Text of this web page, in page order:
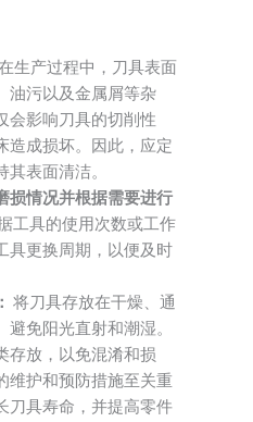
生产过程中，刀具表面
油污以及金属屑等杂
会影响刀具的切削性
造成损坏。因此，应定
表面清洁。
损情况并根据需要进行
工具的使用次数或工作
具更换周期，以便及时
将刀具存放在干燥、通
避免阳光直射和潮湿。
存放，以免混淆和损
维护和预防措施至关重
刀具寿命，并提高零件